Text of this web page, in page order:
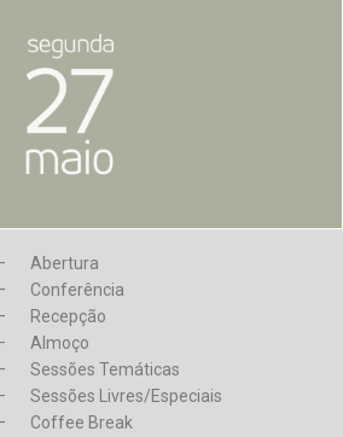
Abertura
Conferência
Recepção
Almoço
Sessões Temáticas
Sessões Livres/Especiais
Coffee Break